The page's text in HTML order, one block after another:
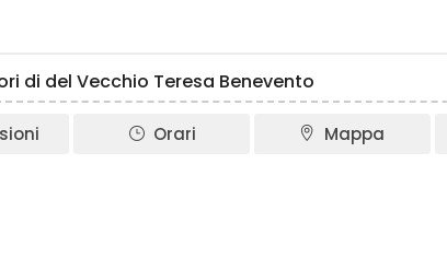
di del Vecchio Teresa Benevento
Orari Mappa